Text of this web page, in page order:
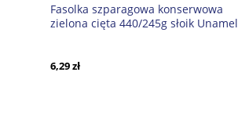
Fasolka szparagowa konserwowa
zielona cięta 440/245g słoik Unamel
6,29 zł